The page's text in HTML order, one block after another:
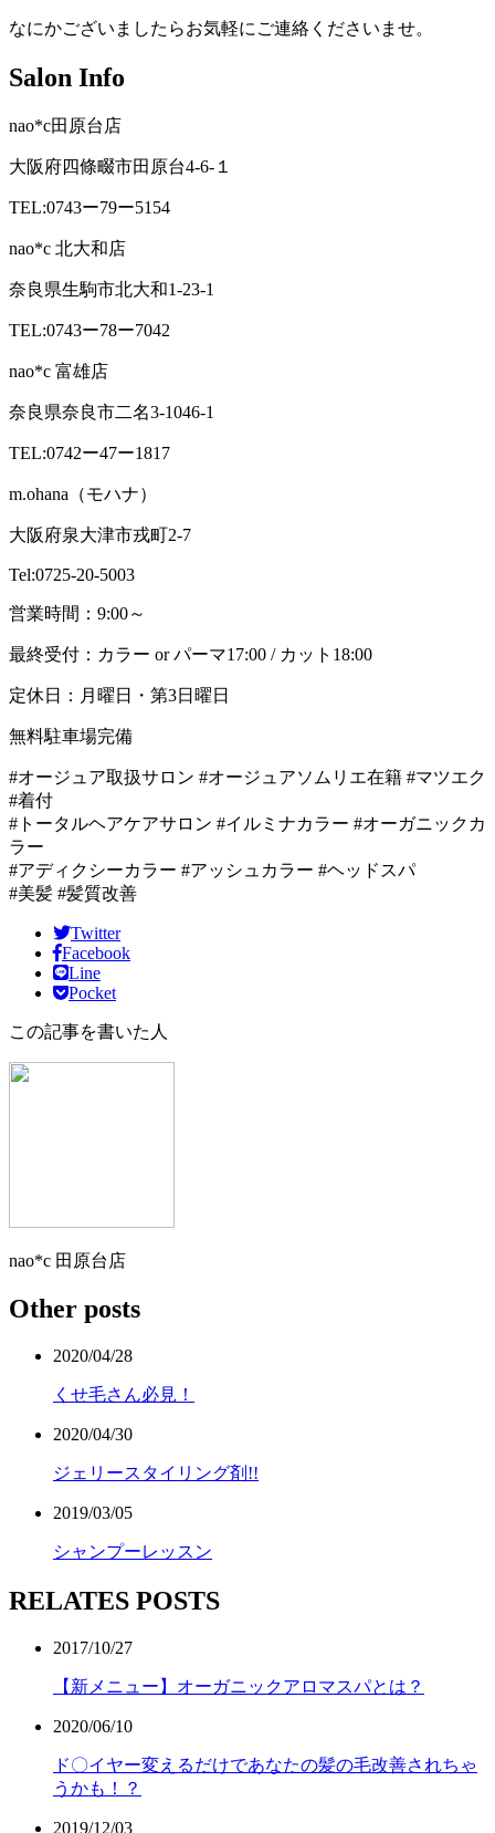
なにかございましたらお気軽にご連絡くださいませ。
Salon Info
nao*c田原台店
大阪府四條畷市田原台4-6-１
TEL:0743ー79ー5154
nao*c 北大和店
奈良県生駒市北大和1-23-1
TEL:0743ー78ー7042
nao*c 富雄店
奈良県奈良市二名3-1046-1
TEL:0742ー47ー1817
m.ohana（モハナ）
大阪府泉大津市戎町2-7
Tel:0725-20-5003
営業時間：9:00～
最終受付：カラー or パーマ17:00 / カット18:00
定休日：月曜日・第3日曜日
無料駐車場完備
#オージュア取扱サロン #オージュアソムリエ在籍 #マツエク
#着付
#トータルヘアケアサロン #イルミナカラー #オーガニックカ
ラー
#アディクシーカラー #アッシュカラー #ヘッドスパ
#美髪 #髪質改善
Twitter
Facebook
Line
Pocket
この記事を書いた人
nao*c 田原台店
Other posts
2020/04/28
くせ毛さん必見！
2020/04/30
ジェリースタイリング剤!!
2019/03/05
シャンプーレッスン
RELATES POSTS
2017/10/27
【新メニュー】オーガニックアロマスパとは？
2020/06/10
ド〇イヤー変えるだけであなたの髪の毛改善されちゃ
うかも！？
2019/12/03